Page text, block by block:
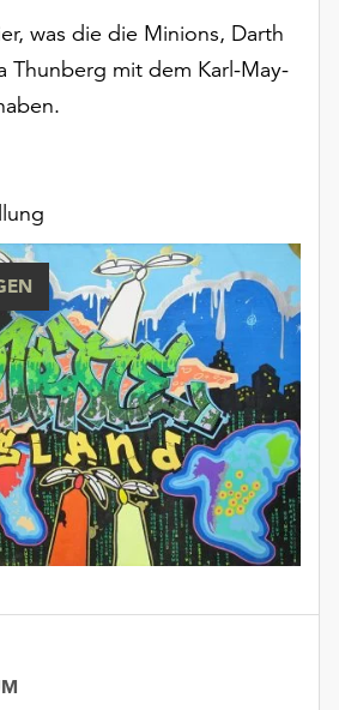
was die die Minions, Darth
Thunberg mit dem Karl-May-